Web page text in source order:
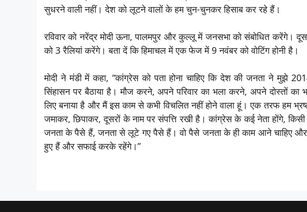
सुधरने वाली नहीं। देश को लूटने वालों के हम चुन-चुनकर हिसाब कर रहे हैं।
रविवार को नरेंद्र मोदी ऊना, पालमपुर और कुल्लू में जनसभा को संबोधित करेंगे।
को 3 रैलियां करेंगे। बता दें कि हिमाचल में एक फेज में 9 नवंबर को वोटिंग होनी है।
मोदी ने मंडी में कहा, “कांग्रेस को पता होना चाहिए कि देश की जनता ने मुझे
सिंहासन पर बैठाया है। मौज करने, अपने परिवार का भला करने, अपने दोस्तों का
लिए बनाया है और मैं इस काम से कभी विचलित नहीं होने वाला हूं। एक तरफ हम
जमाकर, छिपाकर, दूसरों के नाम पर संपत्ति रखी है। कांग्रेस के कई नेता होंगे,
जनता के पैसे हैं, जनता से लूटे गए पैसे हैं। वो पैसे जनता के ही काम आने चाहिए
हुए हैं और सफाई करके रहेंगे।”